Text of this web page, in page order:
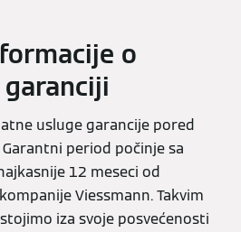
o
usluge garancije pored
period počinje sa
12 meseci od
Viessmann. Takvim
iza svoje posvećenosti